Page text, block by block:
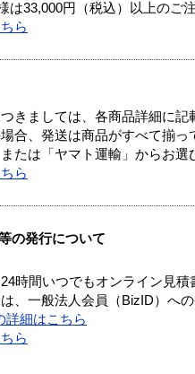
33,000円（税込）以上のご
ら
きましては、各商品詳細に記
合、発送は商品がすべて揃っ
たは「ヤマト運輸」からお選
ら
の発行について
時間いつでもオンライン見積
、一般法人会員（BizID）への
詳細はこちら
ら